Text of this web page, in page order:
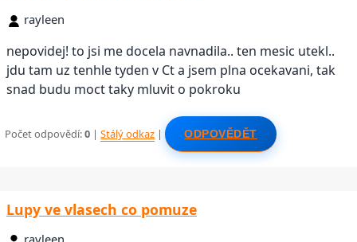
rayleen
nepovidej! to jsi me docela navnadila.. ten mesic utekl..
jdu tam uz tenhle tyden v Ct a jsem plna ocekavani, tak
snad budu moct taky mluvit o pokroku
Počet odpovědí:0 |Stálý odkaz | ODPOVĚDĚT
Lupy ve vlasech co pomuze